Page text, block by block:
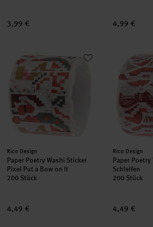
3,99 € 4,99 €
Paper Poetry Washi Sticker Pixel Put a Bow
Hersteller:
Rico Design
Paper Poetry Washi Sticker
Pixel Put a Bow on It
200 Stück
4,49 €
Paper
Hersteller:
Rico Design
Paper
Schleifen
200 Stück
4,49 €